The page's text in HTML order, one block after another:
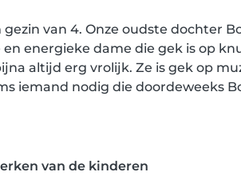
gezin van 4. Onze oudste dochter
energieke dame die gek is op
altijd erg vrolijk. Ze is gek op
iemand nodig die doordeweeks
van de kinderen